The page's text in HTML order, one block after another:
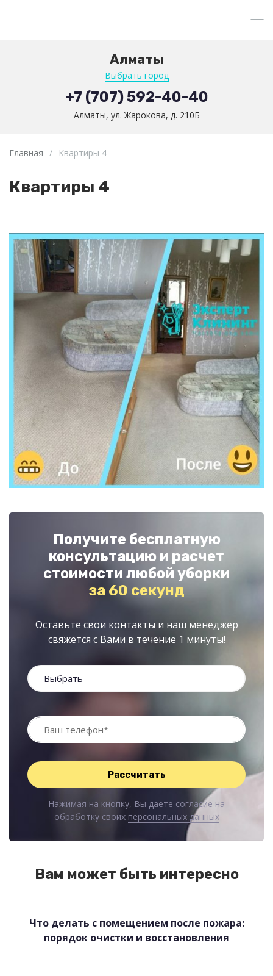
Алматы
Выбрать город
+7 (707) 592-40-40
Алматы, ул. Жарокова, д. 210Б
Главная / Квартиры 4
Квартиры 4
Получите бесплатную
консультацию и расчет
стоимости любой уборки
за 60 секунд
Оставьте свои контакты и наш менеджер
свяжется с Вами в течение 1 минуты!
Нажимая на кнопку, Вы даете согласие на
обработку своих персональных данных
Вам может быть интересно
Что делать с помещением после пожара:
порядок очистки и восстановления